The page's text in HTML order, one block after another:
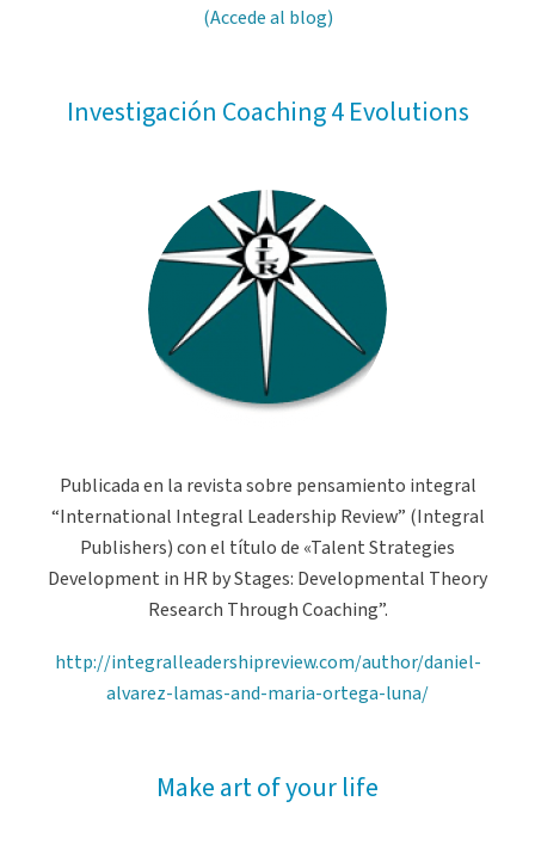
(Accede al blog)
Investigación Coaching 4 Evolutions
Publicadaen la revista sobre pensamiento integral
“International Integral Leadership Review” (Integral
Publishers)con el título de «Talent Strategies
Development in HR by Stages: Developmental Theory
Research Through Coaching”.
http://integralleadershipreview.com/author/daniel-
alvarez-lamas-and-maria-ortega-luna/
Make art of your life